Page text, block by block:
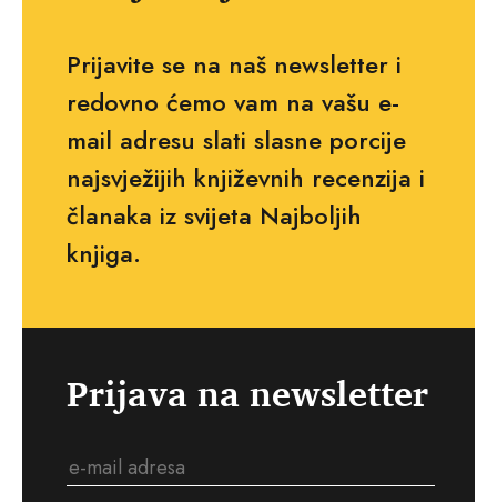
Prijavite se na naš newsletter i
redovno ćemo vam na vašu e-
mail adresu slati slasne porcije
najsvježijih književnih recenzija i
članaka iz svijeta Najboljih
knjiga.
Prijava na newsletter